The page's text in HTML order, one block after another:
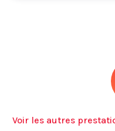
Voir les autres